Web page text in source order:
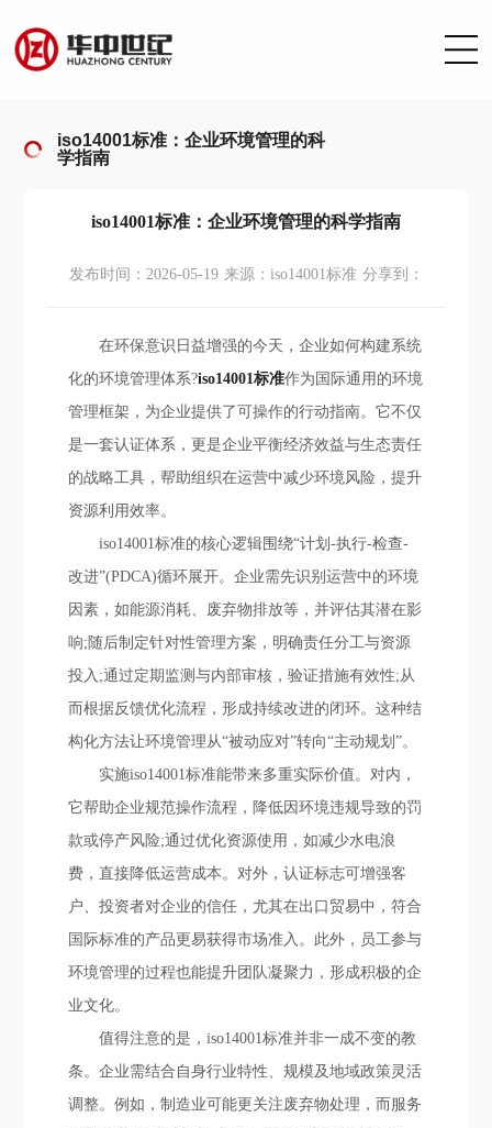
iso14001标准：企业环境管理的科
学指南
iso14001标准：企业环境管理的科学指南
发布时间：2026-05-19 来源：iso14001标准 分享到：
在环保意识日益增强的今天，企业如何构建系统
化的环境管理体系?iso14001标准作为国际通用的环境
管理框架，为企业提供了可操作的行动指南。它不仅
是一套认证体系，更是企业平衡经济效益与生态责任
的战略工具，帮助组织在运营中减少环境风险，提升
资源利用效率。
iso14001标准的核心逻辑围绕“计划-执行-检查-
改进”(PDCA)循环展开。企业需先识别运营中的环境
因素，如能源消耗、废弃物排放等，并评估其潜在影
响;随后制定针对性管理方案，明确责任分工与资源
投入;通过定期监测与内部审核，验证措施有效性;从
而根据反馈优化流程，形成持续改进的闭环。这种结
构化方法让环境管理从“被动应对”转向“主动规划”。
实施iso14001标准能带来多重实际价值。对内，
它帮助企业规范操作流程，降低因环境违规导致的罚
款或停产风险;通过优化资源使用，如减少水电浪
费，直接降低运营成本。对外，认证标志可增强客
户、投资者对企业的信任，尤其在出口贸易中，符合
国际标准的产品更易获得市场准入。此外，员工参与
环境管理的过程也能提升团队凝聚力，形成积极的企
业文化。
值得注意的是，iso14001标准并非一成不变的教
条。企业需结合自身行业特性、规模及地域政策灵活
调整。例如，制造业可能更关注废弃物处理，而服务